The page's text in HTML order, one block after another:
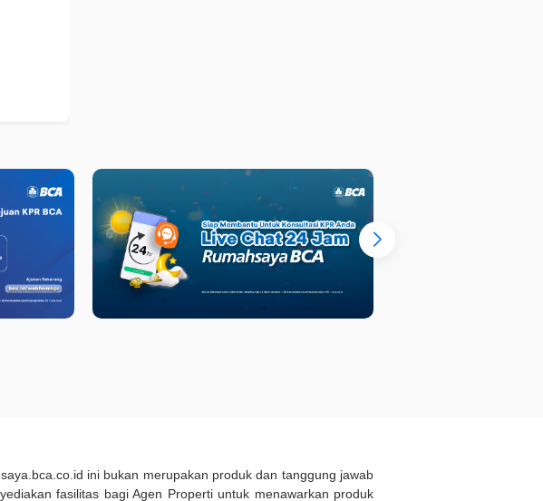
ini bukan merupakan produk dan tanggung jawab
fasilitas bagi Agen Properti untuk menawarkan produk